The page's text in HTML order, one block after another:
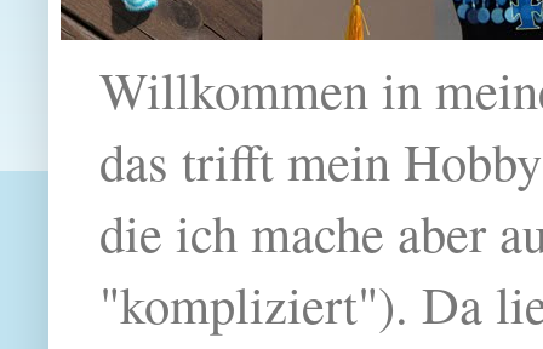
Willkommen in
das trifft mein
die ich mache aber
"kompliziert"). Da